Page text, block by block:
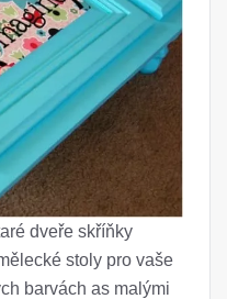
dveře skříňky
stoly pro vaše
barvách as malými